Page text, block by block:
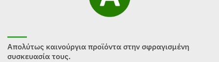
Απολύτως καινούργια προϊόντα στην σφραγισμένη
συσκευασία τους.